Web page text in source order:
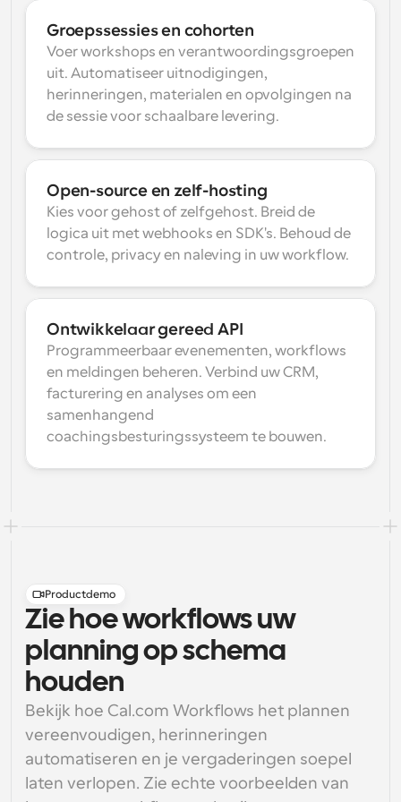
Groepssessies en cohorten
Voer workshops en verantwoordingsgroepen
uit. Automatiseer uitnodigingen,
herinneringen, materialen en opvolgingen na
de sessie voor schaalbare levering.
Open-source en zelf-hosting
Kies voor gehost of zelfgehost. Breid de
logica uit met webhooks en SDK's. Behoud de
controle, privacy en naleving in uw workflow.
Ontwikkelaar gereed API
Programmeerbaar evenementen, workflows
en meldingen beheren. Verbind uw CRM,
facturering en analyses om een
samenhangend
coachingsbesturingssysteem te bouwen.
Productdemo
Zie hoe workflows uw
planning op schema
houden
Bekijk hoe Cal.com Workflows het plannen
vereenvoudigen, herinneringen
automatiseren en je vergaderingen soepel
laten verlopen. Zie echte voorbeelden van